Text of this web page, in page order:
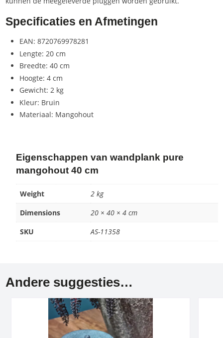
Specificaties en Afmetingen
EAN: 8720769978281
Lengte: 20 cm
Breedte: 40 cm
Hoogte: 4 cm
Gewicht: 2 kg
Kleur: Bruin
Materiaal: Mangohout
Eigenschappen van wandplank pure
mangohout 40 cm
Weight
2 kg
Dimensions
20 × 40 × 4 cm
SKU
AS-11358
Andere suggesties…